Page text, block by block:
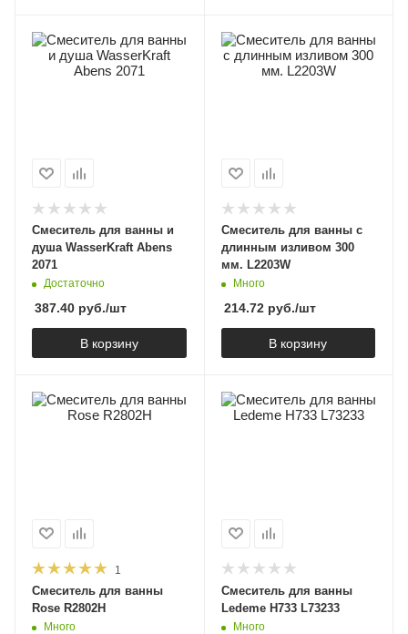
Смеситель для ванны и
душа WasserKraft Abens
2071
Достаточно
387.40 руб./шт
В корзину
Смеситель для ванны с
длинным изливом 300
мм. L2203W
Много
214.72руб./шт
В корзину
1
Смеситель для ванны
Rose R2802H
Много
Смеситель для ванны
Ledeme H733 L73233
Много